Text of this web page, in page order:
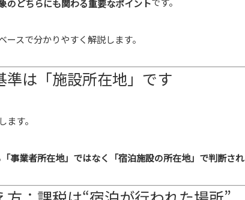
のどちらにも関わる重要なポイント
ースで分かりやすく解説します。
準は「施設所在地」です
ます。
事業者所在地」ではなく「宿泊施設の所在地」で判断され